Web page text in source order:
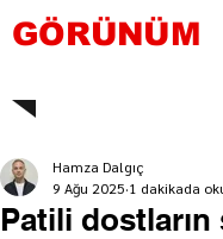
GÖRÜNÜM
Patili dostların
Hamza Dalgıç
9 Ağu 2025 1 dakikada